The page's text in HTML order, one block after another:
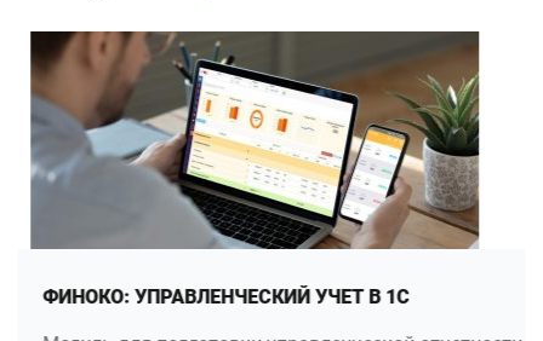
ФИНОКО: УПРАВЛЕНЧЕСКИЙ УЧЕТ В 1С